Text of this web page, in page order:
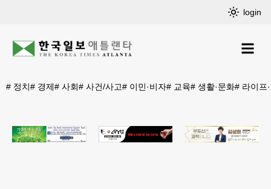
login
# 정치# 경제# 사회# 사건/사고# 이민·비자# 교육# 생활·문화# 라이프